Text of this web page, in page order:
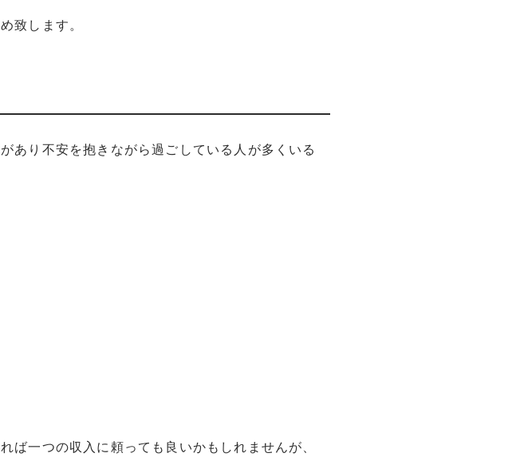
致します。
あり不安を抱きながら過ごしている人が多くいる
一つの収入に頼っても良いかもしれませんが、